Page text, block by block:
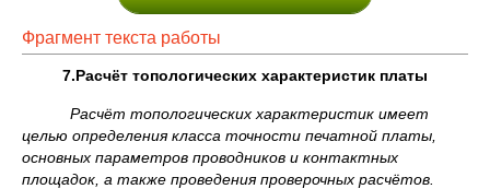
Фрагмент текста работы
7.Расчёт топологических характеристик платы
Расчёт топологических характеристик имеет
целью определения класса точности печатной платы,
основных параметров проводников и контактных
площадок, а также проведения проверочных расчётов.